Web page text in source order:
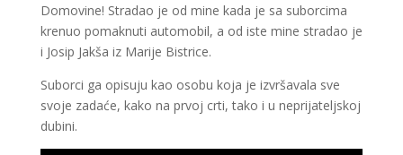
Domovine! Stradao je od mine kada je sa suborcima
krenuo pomaknuti automobil, a od iste mine stradao je
i Josip Jakša iz Marije Bistrice.
Suborci ga opisuju kao osobu koja je izvršavala sve
svoje zadaće, kako na prvoj crti, tako i u neprijateljskoj
dubini.